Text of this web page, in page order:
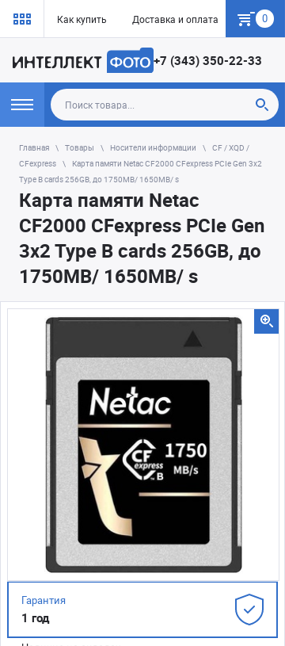
Как купить Доставка и оплата Гарантия
0
+7 (343) 350-22-33
Главная Товары Носители информации
CF / XQD /
CFexpress
Карта памяти Netac CF2000 CFexpress PCIe Gen 3x2
Type B cards 256GB, до 1750MB/ 1650MB/ s
Карта памяти Netac
CF2000 CFexpress PCIe Gen
3x2 Type B cards 256GB, до
1750MB/ 1650MB/ s
Гарантия
1 год